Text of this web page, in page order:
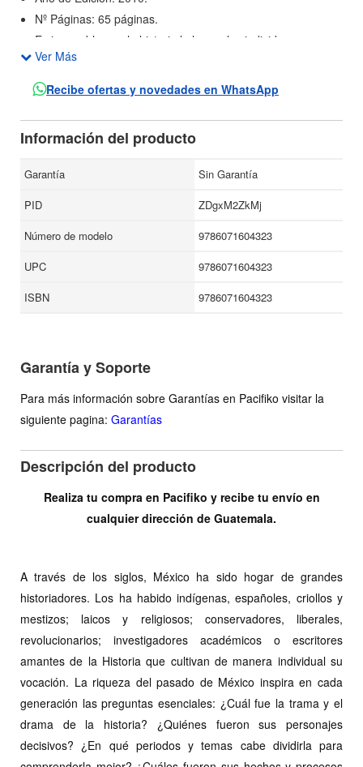
Nº Páginas: 65 páginas.
Es innegable que la historia la hacen los individuos, y es
innegable también que estos individuos no son inmunes a
las pasiones del común de los mortales.
más bien es un recorrido por el pasado a través de
aquellos personajes que fueron representativos de una
Ver Más
Recibe ofertas y novedades en WhatsApp
Información del producto
Garantía
Sin Garantía
PID
ZDgxM2ZkMj
Número de modelo
9786071604323
UPC
9786071604323
ISBN
9786071604323
Garantía y Soporte
Para más información sobre Garantías en Pacifiko visitar la
siguiente pagina: Garantías
Descripción del producto
Realiza tu compra en Pacifiko y recibe tu envío en
cualquier dirección de Guatemala.
A través de los siglos, México ha sido hogar de grandes
historiadores. Los ha habido indígenas, españoles, criollos y
mestizos; laicos y religiosos; conservadores, liberales,
revolucionarios; investigadores académicos o escritores
amantes de la Historia que cultivan de manera individual su
vocación. La riqueza del pasado de México inspira en cada
generación las preguntas esenciales: ¿Cuál fue la trama y el
drama de la historia? ¿Quiénes fueron sus personajes
decisivos? ¿En qué periodos y temas cabe dividirla para